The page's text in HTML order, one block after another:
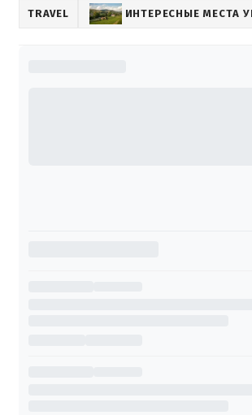
TRAVEL ИНТЕРЕСНЫЕ МЕСТА